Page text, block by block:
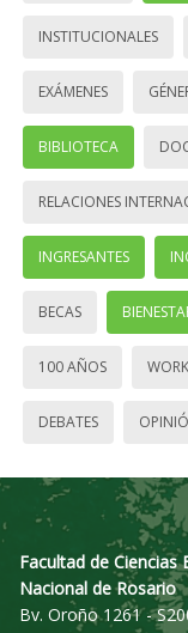
INSTITUCIONALES
EXÁMENES
BIBLIOTECA
RELACIONES
INGRESANTES
BECAS
100 AÑOS
DEBATES
Facultad de Ciencias
Nacional de Rosario
Bv. Oroño 1261 -